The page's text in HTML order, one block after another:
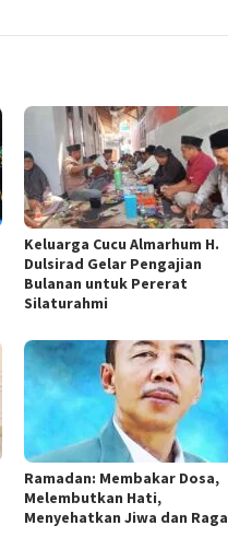
Keluarga Cucu Almarhum H.
Dulsirad Gelar Pengajian
Bulanan untuk Pererat
Silaturahmi
Ramadan: Membakar Dosa,
Melembutkan Hati,
Menyehatkan Jiwa dan Raga